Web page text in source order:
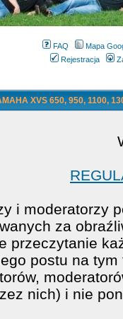
FAQ
Mapa
Rejestracja
XVS 650, 950, 1100,
i moderatorzy
za
przeczytanie
postu na
nich) i nie